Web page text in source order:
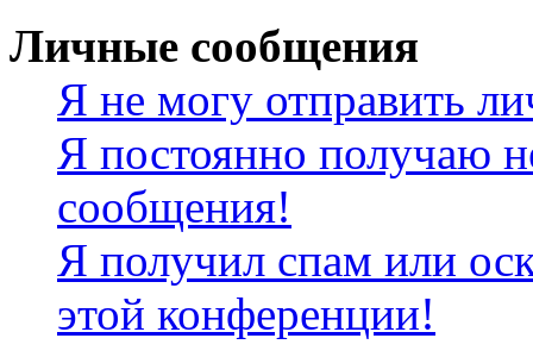
Личные сообщения
Я не могу отправить
Я постоянно получаю
сообщения!
Я получил спам или
этой конференции!